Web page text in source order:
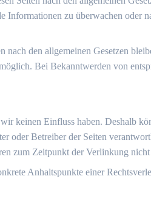
zu überwachen oder
den allgemeinen Gesetzen
Bei Bekanntwerden von
keinen Einfluss haben. Deshalb
oder Betreiber der Seiten
zum Zeitpunkt der Verlinkung nicht
Anhaltspunkte einer